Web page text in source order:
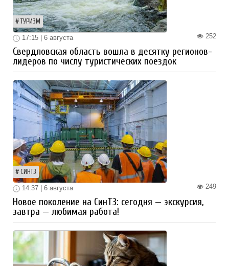
ТУРИЗМ
252
17:15 | 6 августа
Свердловская область вошла в десятку регионов-
лидеров по числу туристических поездок
СИНТЗ
249
14:37 | 6 августа
Новое поколение на СинТЗ: сегодня — экскурсия,
завтра — любимая работа!